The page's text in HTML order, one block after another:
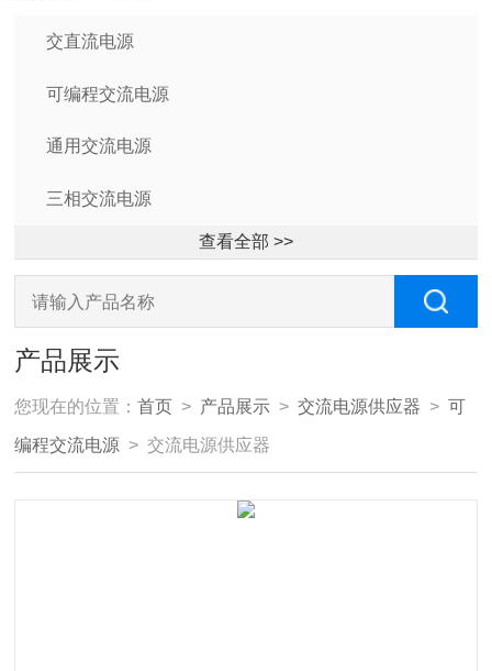
交直流电源
可编程交流电源
通用交流电源
三相交流电源
查看全部 >>
产品展示
您现在的位置：首页 > 产品展示 >交流电源供应器 >可
编程交流电源 > 交流电源供应器